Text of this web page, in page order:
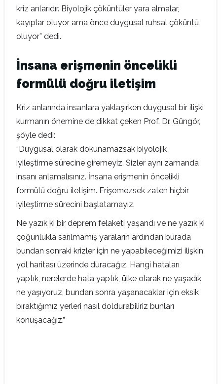
kriz anlarıdır. Biyolojik çöküntüler yara almalar,
kayıplar oluyor ama önce duygusal ruhsal çöküntü
oluyor” dedi.
İnsana erişmenin öncelikli
formülü doğru iletişim
Kriz anlarında insanlara yaklaşırken duygusal bir ilişki
kurmanın önemine de dikkat çeken Prof. Dr. Güngör,
şöyle dedi:
“Duygusal olarak dokunamazsak biyolojik
iyileştirme sürecine giremeyiz. Sizler aynı zamanda
insanı anlamalısınız. İnsana erişmenin öncelikli
formülü doğru iletişim. Erişemezsek zaten hiçbir
iyileştirme sürecini başlatamayız.
Ne yazık ki bir deprem felaketi yaşandı ve ne yazık ki
çoğunlukla sarılmamış yaraların ardından burada
bundan sonraki krizler için ne yapabileceğimizi ilişkin
yol haritası üzerinde duracağız. Hangi hataları
yaptık, nerelerde hata yaptık, ülke olarak ne yaşadık
ne yaşıyoruz, bundan sonra yaşanacaklar için eksik
bıraktığımız yerleri nasıl doldurabiliriz bunları
konuşacağız.”